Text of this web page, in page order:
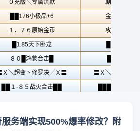
务端实现500%爆率修改？附